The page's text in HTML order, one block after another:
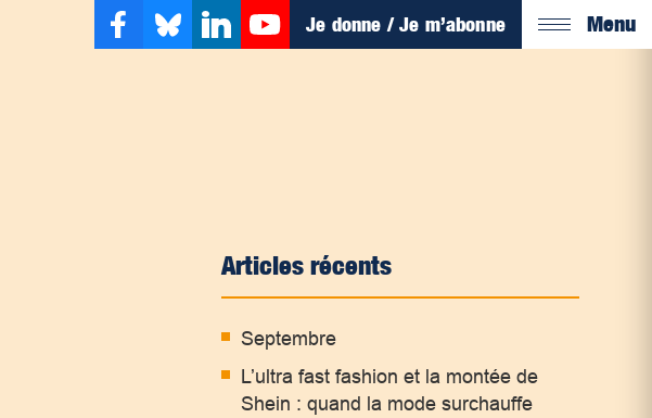
Je donne / Je m’abonne Menu
Articles récents
Septembre
L’ultra fast fashion et la montée de
Shein : quand la mode surchauffe